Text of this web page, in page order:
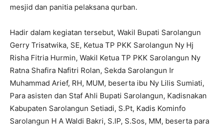
mesjid dan panitia pelaksana qurban.
Hadir dalam kegiatan tersebut, Wakil Bupati Sarolangun
Gerry Trisatwika, SE, Ketua TP PKK Sarolangun Ny Hj
Risha Fitria Hurmin, Wakil Ketua TP PKK Sarolangun Ny
Ratna Shafira Nafitri Rolan, Sekda Sarolangun Ir
Muhammad Arief, RH, MUM, beserta ibu Ny Lilis Sumiati,
Para asisten dan Staf Ahli Bupati Sarolangun, Kadisnakan
Kabupaten Sarolangun Setiadi, S.Pt, Kadis Kominfo
Sarolangun H A Waldi Bakri, S.IP, S.Sos, MM, beserta para